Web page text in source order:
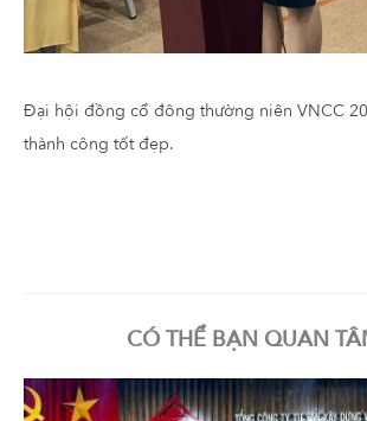
Đại hội đồng cổ đông thường niên VNCC
thành công tốt đẹp.
CÓ THỂ BẠN QUAN